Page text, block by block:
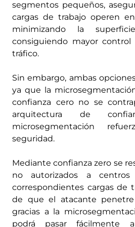
segmentos pequeños,
cargas de trabajo operen
minimizando la
consiguiendo mayor
tráfico.
Sin embargo, ambas
ya que la
confianza cero no se
arquitectura de
microsegmentación
seguridad.
Mediante confianza zero se
no autorizados a
correspondientes cargas de
de que el atacante
gracias a la
podrá pasar fácilmente